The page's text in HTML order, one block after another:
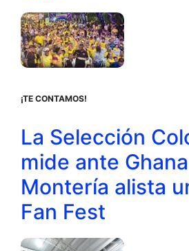
¡TE CONTAMOS!
La Selección
mide ante
Montería alista
Fan Fest